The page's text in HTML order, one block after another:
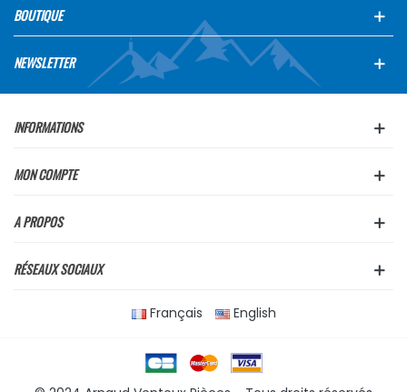
BOUTIQUE
NEWSLETTER
INFORMATIONS
MON COMPTE
A PROPOS
RÉSEAUX SOCIAUX
Français English